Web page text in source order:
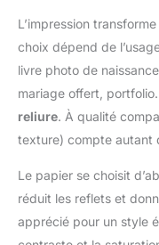
L’impression
choix dépend de
livre photo de
mariage offert,
reliure. À qualité
texture) compte autant
Le papier se choisit
réduit les reflets et
apprécié pour un style